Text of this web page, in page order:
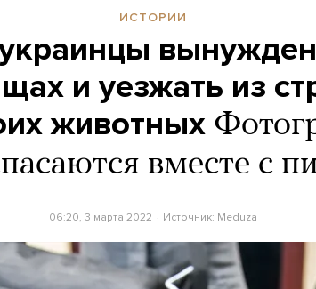
ИСТОРИИ
и уезжать из
животных
вместе с
06:20, 3 марта 2022 Источник: Meduza